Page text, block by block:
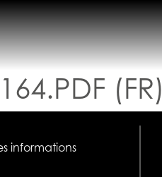
(FR)
informations